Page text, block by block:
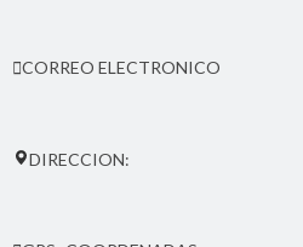
CORREO ELECTRONICO
DIRECCION: